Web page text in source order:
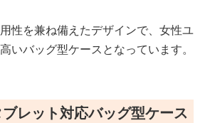
性を兼ね備えたデザインで、女性ユ
いバッグ型ケースとなっています。
レット対応バッグ型ケース